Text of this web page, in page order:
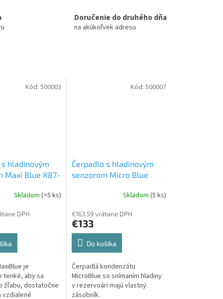
Doručenie do druhého dňa
na akúkoľvek adresu
hladinovým
Maxi Blue X87-
Skladom(>5 ks)
DPH
je
tenké, aby sa
žľabu, dostatočne
vzdialené
Kód:500003
Čerpadlo s hladinovým
senzorom Micro Blue
Skladom (5 ks)
€163,59 vrátane DPH
€133
Do košíka
Čerpadlá kondenzátu
MicroBlue so snímaním hladiny
v rezervoári majú vlastný
zásobník.
Kód: 500007